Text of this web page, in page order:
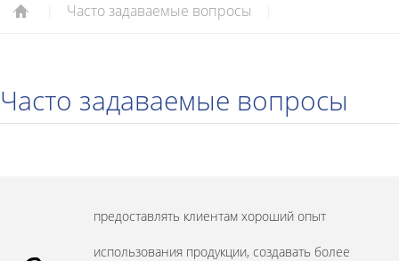
Часто задаваемые вопросы
Часто задаваемые вопросы
предоставлять клиентам хороший опыт
использования продукции, создавать более